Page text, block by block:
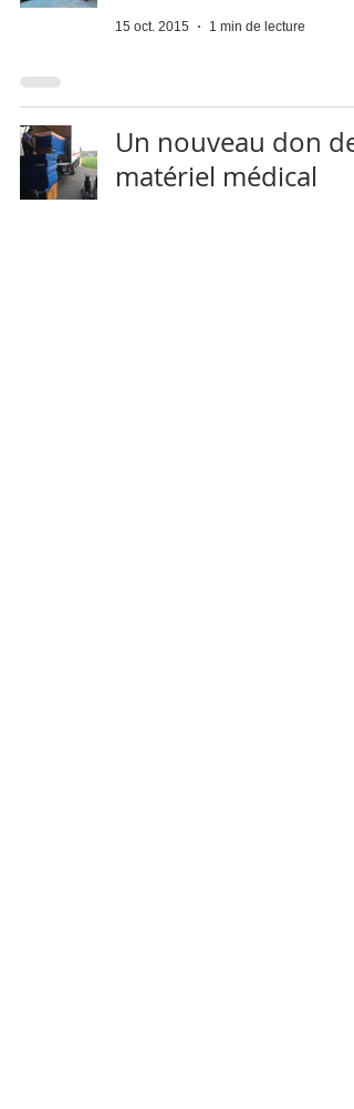
15 oct. 2015 1 min de lecture
Un nouveau don de
matériel médical